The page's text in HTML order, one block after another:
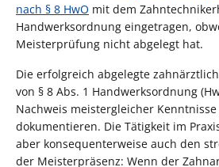
nach § 8 HwO mit dem
Handwerksordnung eingetragen,
Meisterprüfung nicht abgelegt hat.
Die erfolgreich abgelegte
von § 8 Abs. 1 Handwerksordnung
Nachweis meistergleicher
dokumentieren. Die Tätigkeit im
aber konsequenterweise auch den
der Meisterpräsenz: Wenn der